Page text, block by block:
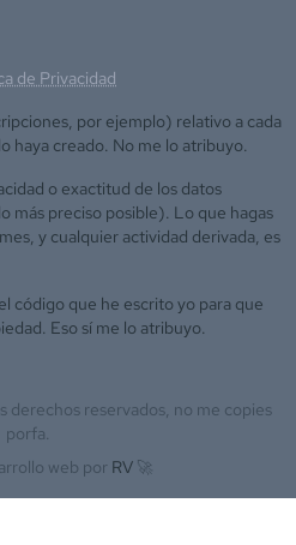
de Privacidad
por ejemplo) relativo a cada
haya creado. No me lo atribuyo.
o exactitud de los datos
más preciso posible). Lo que hagas
y cualquier actividad derivada, es
código que he escrito yo para que
Eso sí me lo atribuyo.
derechos reservados, no me copies
porfa.
web por RV 🚀